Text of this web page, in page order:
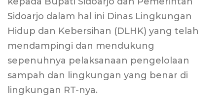
Sidoarjo dalam hal ini Dinas Lingkungan
Hidup dan Kebersihan (DLHK) yang telah
mendampingi dan mendukung
sepenuhnya pelaksanaan pengelolaan
sampah dan lingkungan yang benar di
lingkungan RT-nya.